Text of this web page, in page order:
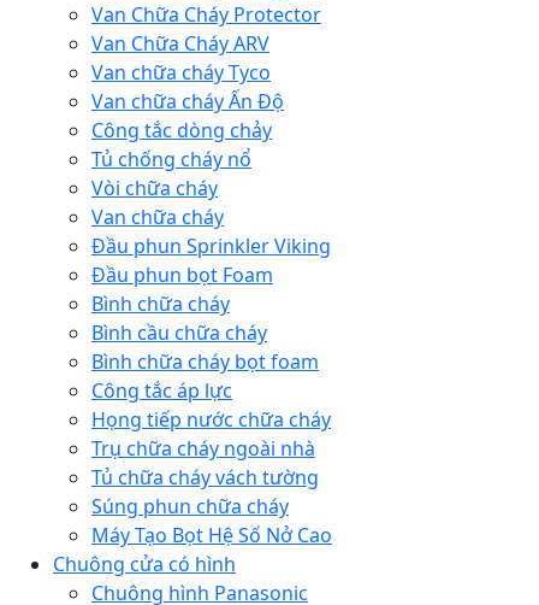
Van Chữa Cháy Protector
Van Chữa Cháy ARV
Van chữa cháy Tyco
Van chữa cháy Ấn Độ
Công tắc dòng chảy
Tủ chống cháy nổ
Vòi chữa cháy
Van chữa cháy
Đầu phun Sprinkler Viking
Đầu phun bọt Foam
Bình chữa cháy
Bình cầu chữa cháy
Bình chữa cháy bọt foam
Công tắc áp lực
Họng tiếp nước chữa cháy
Trụ chữa cháy ngoài nhà
Tủ chữa cháy vách tường
Súng phun chữa cháy
Máy Tạo Bọt Hệ Số Nở Cao
Chuông cửa có hình
Chuông hình Panasonic